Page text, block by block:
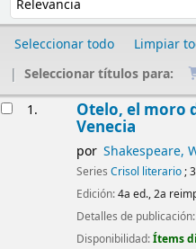
Seleccionar todo
Limpiar
Seleccionar títulos para:
1. Otelo, el moro
Venecia
por Shakespeare,
Series Crisol literario;
Edición:4a ed., 2a
Detalles de publicación:
Disponibilidad:Ítems